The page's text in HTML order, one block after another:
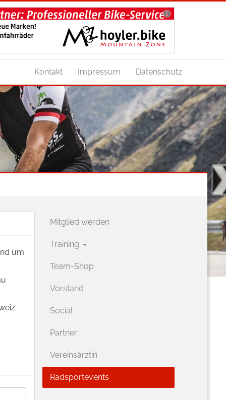
Kontakt Impressum Datenschutz
um
Mitglied werden
Training
Team-Shop
Vorstand
Social
Partner
Vereinsärztin
Radsportevents